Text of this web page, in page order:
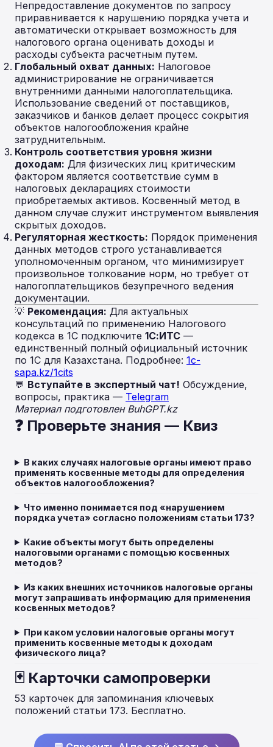
Непредоставление документов по запросу
приравнивается к нарушению порядка учета и
автоматически открывает возможность для
налогового органа оценивать доходы и
расходы субъекта расчетным путем.
Глобальный охват данных: Налоговое
администрирование не ограничивается
внутренними данными налогоплательщика.
Использование сведений от поставщиков,
заказчиков и банков делает процесс сокрытия
объектов налогообложения крайне
затруднительным.
Контроль соответствия уровня жизни
доходам: Для физических лиц критическим
фактором является соответствие сумм в
налоговых декларациях стоимости
приобретаемых активов. Косвенный метод в
данном случае служит инструментом выявления
скрытых доходов.
Регуляторная жесткость: Порядок применения
данных методов строго устанавливается
уполномоченным органом, что минимизирует
произвольное толкование норм, но требует от
налогоплательщиков безупречного ведения
документации.
💡 Рекомендация: Для актуальных
консультаций по применению Налогового
кодекса в 1С подключите 1С:ИТС —
единственный полный официальный источник
по 1С для Казахстана. Подробнее: 1c-
sapa.kz/1cits
💬 Вступайте в экспертный чат! Обсуждение,
вопросы, практика — Telegram
Материал подготовлен BuhGPT.kz
❓ Проверьте знания — Квиз
В каких случаях налоговые органы имеют право
применять косвенные методы для определения
объектов налогообложения?
Что именно понимается под «нарушением
порядка учета» согласно положениям статьи 173?
Какие объекты могут быть определены
налоговыми органами с помощью косвенных
методов?
Из каких внешних источников налоговые органы
могут запрашивать информацию для применения
косвенных методов?
При каком условии налоговые органы могут
применить косвенные методы к доходам
физического лица?
🃏 Карточки самопроверки
53 карточек для запоминания ключевых
положений статьи 173. Бесплатно.